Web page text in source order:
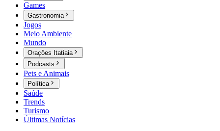
Games
Gastronomia
Jogos
Meio Ambiente
Mundo
Orações Itatiaia
Podcasts
Pets e Animais
Política
Saúde
Trends
Turismo
Últimas Notícias